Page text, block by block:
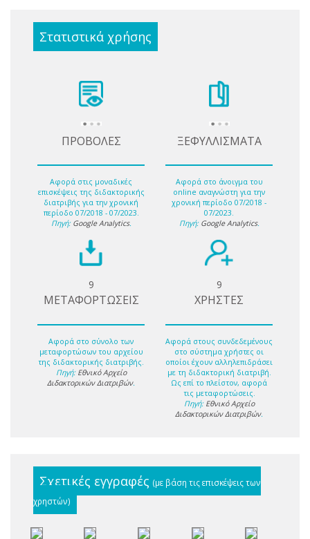
Στατιστικά χρήσης
ΠΡΟΒΟΛΕΣ
Αφορά στις μοναδικές
επισκέψεις της διδακτορικής
διατριβής για την χρονική
περίοδο 07/2018 - 07/2023.
Πηγή: Google Analytics.
ΞΕΦΥΛΛΙΣΜΑΤΑ
Αφορά στο άνοιγμα του
online αναγνώστη για την
χρονική περίοδο 07/2018 -
07/2023.
Πηγή: Google Analytics.
9
ΜΕΤΑΦΟΡΤΩΣΕΙΣ
Αφορά στο σύνολο των
μεταφορτώσων του αρχείου
της διδακτορικής διατριβής.
Πηγή: Εθνικό Αρχείο
Διδακτορικών Διατριβών.
9
ΧΡΗΣΤΕΣ
Αφορά στους συνδεδεμένους
στο σύστημα χρήστες οι
οποίοι έχουν αλληλεπιδράσει
με τη διδακτορική διατριβή.
Ως επί το πλείστον, αφορά
τις μεταφορτώσεις.
Πηγή: Εθνικό Αρχείο
Διδακτορικών Διατριβών.
Σχετικές εγγραφές (με βάση τις επισκέψεις των
χρηστών)